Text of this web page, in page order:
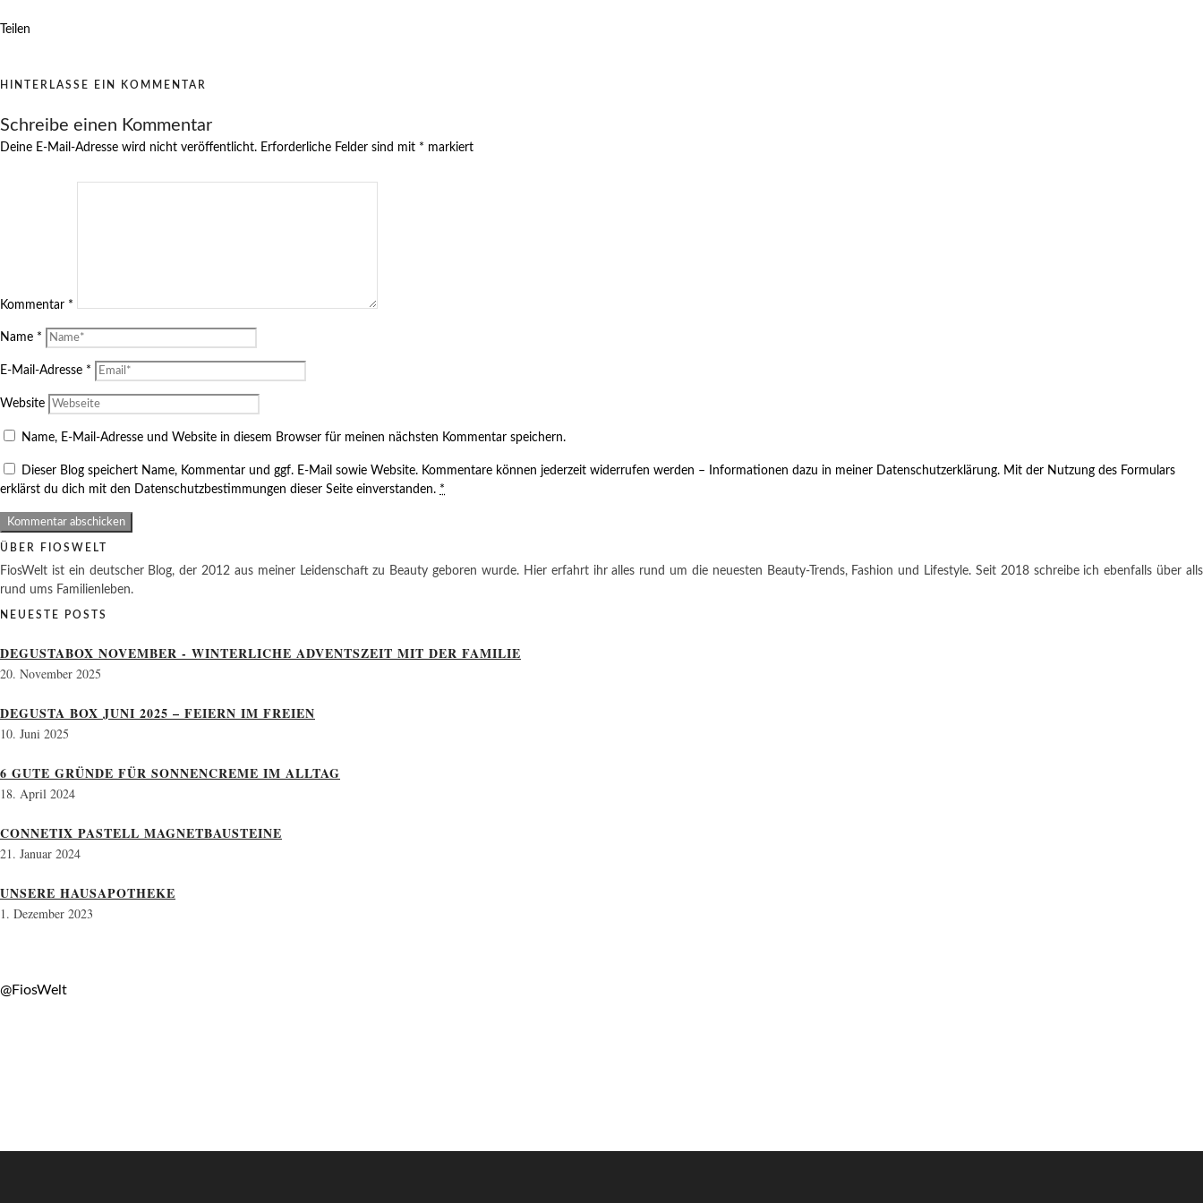
Teilen
HINTERLASSE EIN KOMMENTAR
Schreibe einen Kommentar
Deine E-Mail-Adresse wird nicht veröffentlicht. Erforderliche Felder sind mit * markiert
Kommentar *
Name *
E-Mail-Adresse *
Website
Name, E-Mail-Adresse und Website in diesem Browser für meinen nächsten Kommentar speichern.
Dieser Blog speichert Name, Kommentar und ggf. E-Mail sowie Website. Kommentare können jederzeit widerrufen werden – Informationen dazu in meiner Datenschutzerklärung. Mit der Nutzung des Formulars
erklärst du dich mit den Datenschutzbestimmungen dieser Seite einverstanden. *
ÜBER FIOSWELT
FiosWelt ist ein deutscher Blog, der 2012 aus meiner Leidenschaft zu Beauty geboren wurde. Hier erfahrt ihr alles rund um die neuesten Beauty-Trends, Fashion und Lifestyle. Seit 2018 schreibe ich ebenfalls über alls
rund ums Familienleben.
NEUESTE POSTS
DEGUSTABOX NOVEMBER - WINTERLICHE ADVENTSZEIT MIT DER FAMILIE
20. November 2025
DEGUSTA BOX JUNI 2025 – FEIERN IM FREIEN
10. Juni 2025
6 GUTE GRÜNDE FÜR SONNENCREME IM ALLTAG
18. April 2024
CONNETIX PASTELL MAGNETBAUSTEINE
21. Januar 2024
UNSERE HAUSAPOTHEKE
1. Dezember 2023
@FiosWelt